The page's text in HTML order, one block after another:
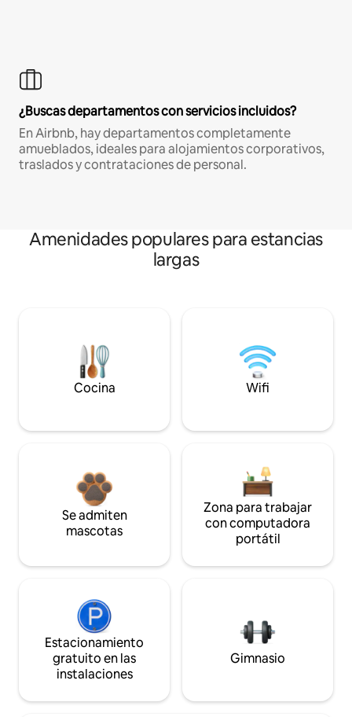
¿Buscas departamentos con servicios incluidos?
En Airbnb, hay departamentos completamente
amueblados, ideales para alojamientos corporativos,
traslados y contrataciones de personal.
Amenidades populares para estancias
largas
Cocina Wifi
Se admiten
mascotas
Zona para trabajar
con computadora
portátil
Estacionamiento
gratuito en las
instalaciones
Gimnasio